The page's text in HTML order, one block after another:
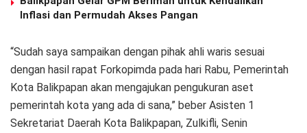
Inflasi dan Permudah Akses Pangan
“Sudah saya sampaikan dengan pihak ahli waris sesuai
dengan hasil rapat Forkopimda pada hari Rabu, Pemerintah
Kota Balikpapan akan mengajukan pengukuran aset
pemerintah kota yang ada di sana,” beber Asisten 1
Sekretariat Daerah Kota Balikpapan, Zulkifli, Senin